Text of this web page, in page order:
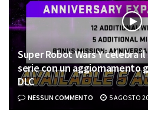
Super Robot Wars Y celebra
serie con un aggiornamento
DLC
NESSUN COMMENTO 5 AGOSTO